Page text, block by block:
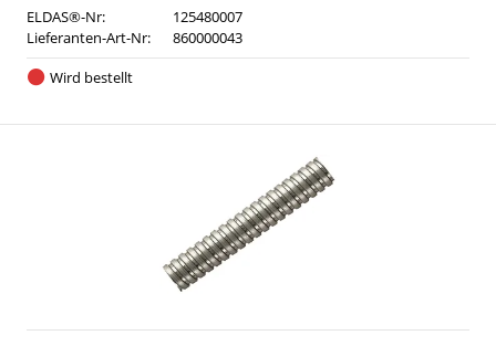
ELDAS®-Nr:
125480007
Lieferanten-Art-Nr:
860000043
Wird bestellt